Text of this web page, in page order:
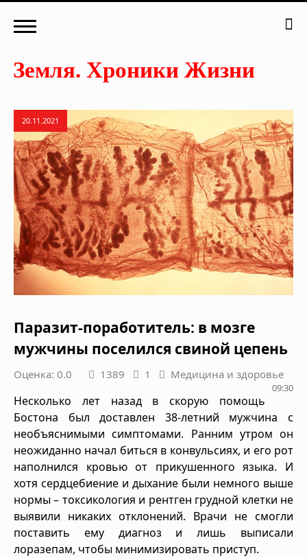
20.11.2021
Паразит-поработитель: в мозге
мужчины поселился свиной цепень
Оценка: 0.0 1389 1 Медицина и здоровье
09:30
Несколько лет назад в скорую помощь
Бостона был доставлен 38-летний мужчина с
необъяснимыми симптомами. Ранним утром он
неожиданно начал биться в конвульсиях, и его рот
наполнился кровью от прикушенного языка. И
хотя сердцебиение и дыхание были немного выше
нормы – токсикология и рентген грудной клетки не
выявили никаких отклонений. Врачи не смогли
поставить ему диагноз и лишь выписали
лоразепам, чтобы минимизировать приступ.